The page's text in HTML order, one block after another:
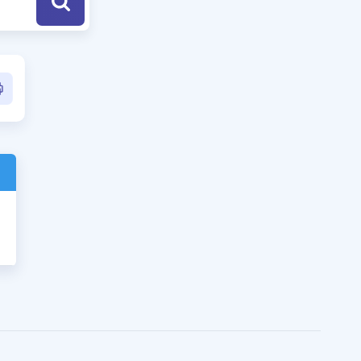
İlgili Haberler